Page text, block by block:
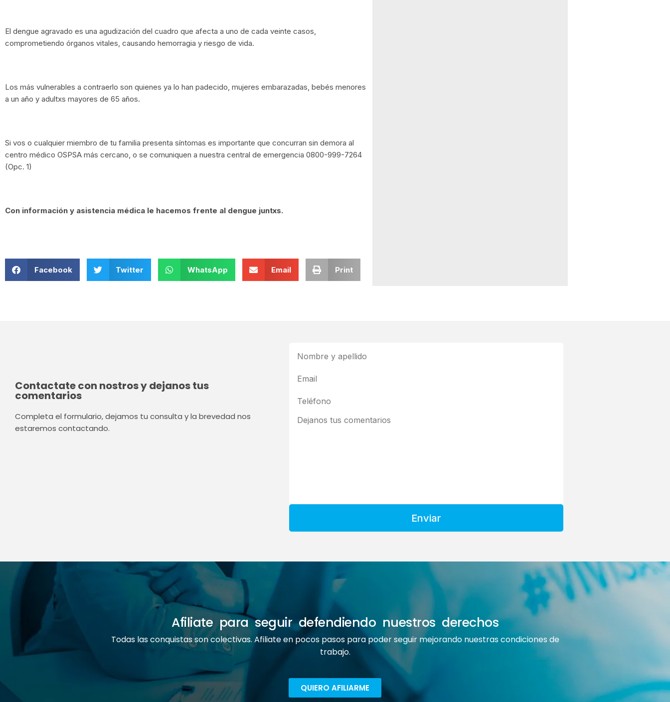
El dengue agravado es una agudización del cuadro que afecta a uno de cada veinte casos,
comprometiendo órganos vitales, causando hemorragia y riesgo de vida.
Los más vulnerables a contraerlo son quienes ya lo han padecido, mujeres embarazadas, bebés menores
a un año y adultxs mayores de 65 años.
Si vos o cualquier miembro de tu familia presenta síntomas es importante que concurran sin demora al
centro médico OSPSA más cercano, o se comuniquen a nuestra central de emergencia 0800-999-7264
(Opc. 1)
Con información y asistencia médica le hacemos frente al dengue juntxs.
Facebook Twitter WhatsApp Email Print
Contactate con nostros y dejanos tus
comentarios
Completa el formulario, dejamos tu consulta y la brevedad nos
estaremos contactando.
Enviar
Afiliate para seguir defendiendo nuestros derechos
Todas las conquistas son colectivas. Afiliate en pocos pasos para poder seguir mejorando nuestras condiciones de
trabajo.
QUIERO AFILIARME